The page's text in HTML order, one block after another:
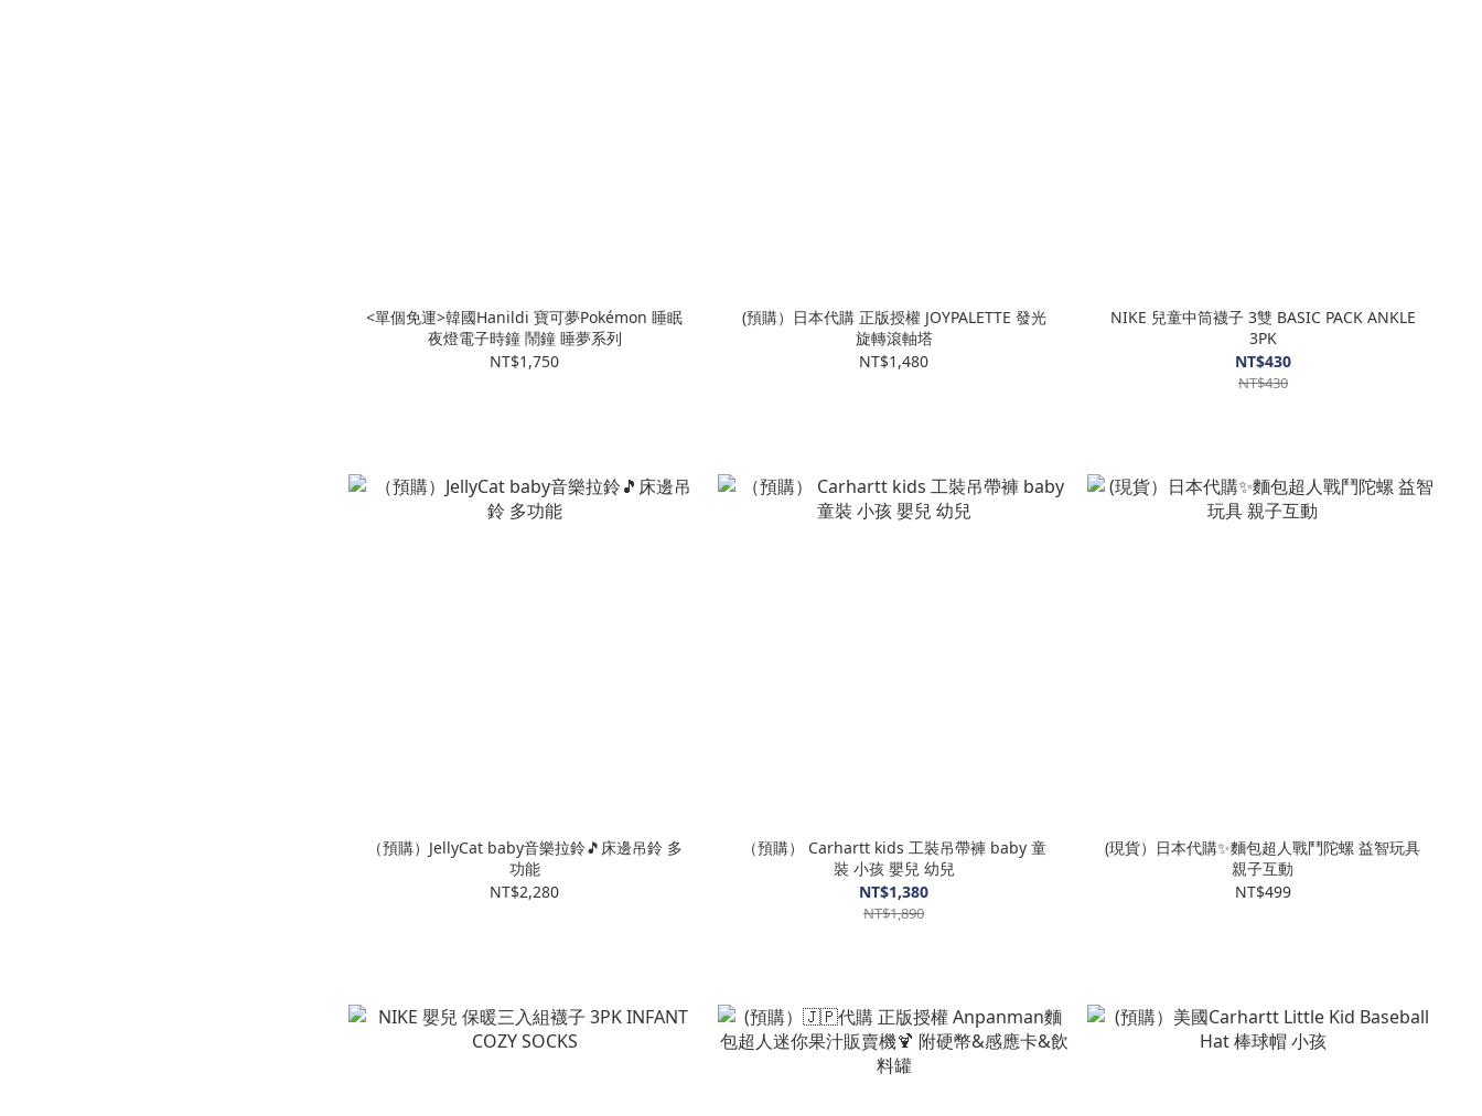
<單個免運>韓國Hanildi 寶可夢Pokémon 睡眠
夜燈電子時鐘 鬧鐘 睡夢系列
NT$1,750
(預購）日本代購 正版授權 JOYPALETTE 發光
旋轉滾軸塔
NT$1,480
NIKE 兒童中筒襪子 3雙 BASIC PACK ANKLE
3PK
NT$430
NT$430
（預購）JellyCat baby音樂拉鈴🎵床邊吊鈴 多
功能
NT$2,280
（預購） Carhartt kids 工裝吊帶褲 baby 童
裝 小孩 嬰兒 幼兒
NT$1,380
NT$1,890
(現貨）日本代購✨麵包超人戰鬥陀螺 益智玩具
親子互動
NT$499